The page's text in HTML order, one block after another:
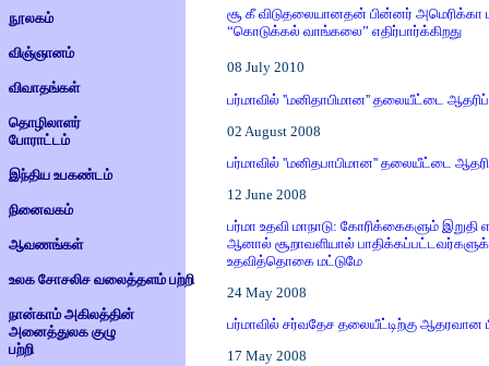
நூலகம்
விஞ்ஞானம்
விவாதங்கள்
தொழிலாளர்
போராட்டம்
இந்திய உபகண்டம்
நினைவகம்
ஆவணங்கள்
உலக சோசலிச வலைத்தளம் பற்றி
நான்காம் அகிலத்தின்
அனைத்துலக குழு
பற்றி
சூ கீ விடுதலையானதன் பின்னர் அமெரிக்கா
“கொடுக்கல் வாங்கலை” எதிர்பார்க்கிறது
08 July 2010
பர்மாவில் ''மனிதாபிமான'' தலையீட்டை
02 August 2008
பர்மாவில் ''மனிதபாபிமான'' தலையீட்டை
12 June 2008
பர்மா உதவி மாநாடு: கோரிக்கைகளும் இறுதி
ஆனால் சூறாவளியால்
உதவித்தொகை மட்டுமே
24 May 2008
பர்மாவில் சர்வதேச தலையீட்டிற்கு ஆதரவான
17 May 2008